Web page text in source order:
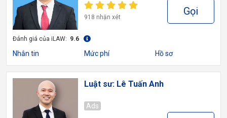
918 nhận xét Gọi
Đánh giá của iLAW: 9.6
Nhắn tin Mức phí Hồ sơ
Luật sư: Lê Tuấn Anh
Ads